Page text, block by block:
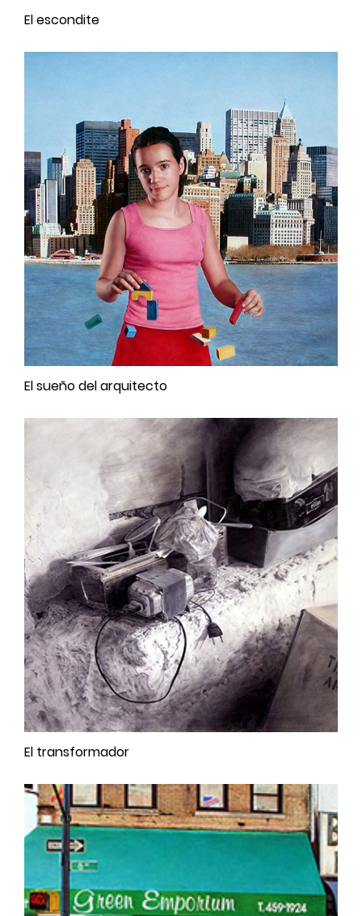
El escondite
El sueño del arquitecto
El transformador